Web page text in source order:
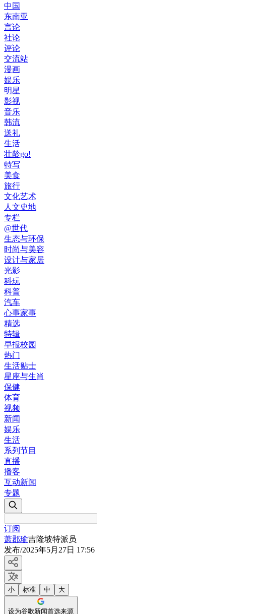
中国
东南亚
言论
社论
评论
交流站
漫画
娱乐
明星
影视
音乐
韩流
送礼
生活
壮龄go!
特写
美食
旅行
文化艺术
人文史地
专栏
@世代
生态与环保
时尚与美容
设计与家居
光影
科玩
科普
汽车
心事家事
精选
特辑
早报校园
热门
生活贴士
星座与生肖
保健
体育
视频
新闻
娱乐
生活
系列节目
直播
播客
互动新闻
专题
订阅
萧郡瑜吉隆坡特派员
发布/2025年5月27日 17:56
小 标准 中 大
设为谷歌新闻首选来源